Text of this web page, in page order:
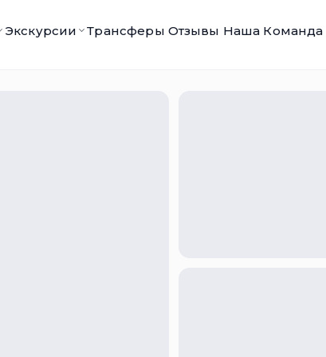
Экскурсии Трансферы Отзывы Наша Команда